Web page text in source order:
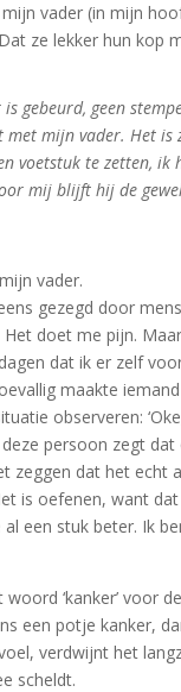
vader (in mijn
ze lekker hun kop
gebeurd, geen
mijn vader. Het is
voetstuk te zetten, ik
mij blijft hij de
vader.
gezegd door
doet me pijn.
dat ik er zelf
maakte
observeren:
persoon zegt
zeggen dat het echt
is oefenen, want
een stuk beter. Ik
‘kanker’ voor
een potje kanker,
verdwijnt het
scheldt.